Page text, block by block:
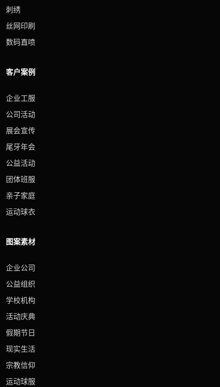
刺绣
丝网印刷
数码直喷
客户案例
企业工服
公司活动
展会宣传
尾牙年会
公益活动
团体班服
亲子家庭
运动球衣
图案素材
企业公司
公益组织
学校机构
活动庆典
假期节日
现实生活
宗教信仰
运动球服